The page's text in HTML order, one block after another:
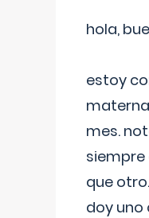
hola,
estoy
mes.
siempre
que
doy uno